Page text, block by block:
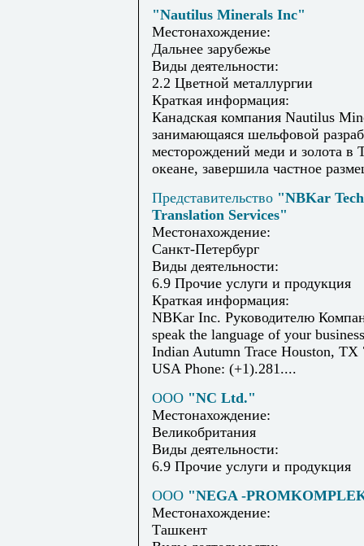
"Nautilus Minerals Inc"
Местонахождение:
Дальнее зарубежье
Виды деятельности:
2.2 Цветной металлургии
Краткая информация:
Канадская компания Nautilus
занимающаяся шельфовой
месторождений меди и золота в
океане, завершила частное
Представительство "NBKar
Translation Services"
Местонахождение:
Санкт-Петербург
Виды деятельности:
6.9 Прочие услуги и продукция
Краткая информация:
NBKar Inc. Руководителю
speak the language of your
Indian Autumn Trace Houston, TX
USA Phone: (+1).281....
ООО "NC Ltd."
Местонахождение:
Великобритания
Виды деятельности:
6.9 Прочие услуги и продукция
ООО "NEGA -
Местонахождение:
Ташкент